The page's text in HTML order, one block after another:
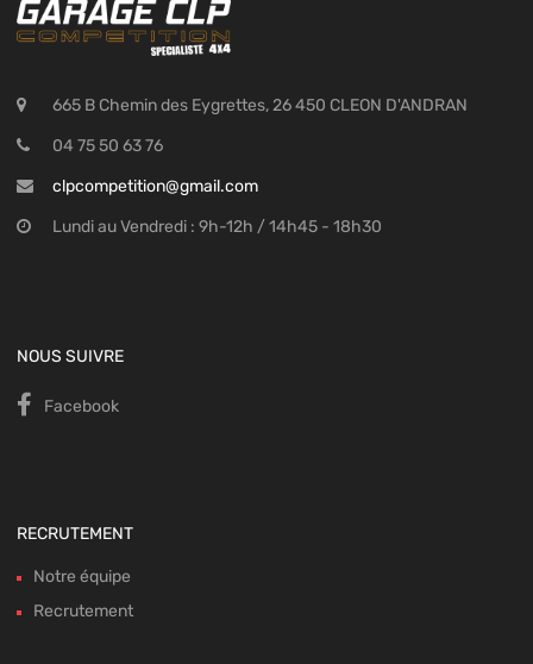
665 B Chemin des Eygrettes, 26 450 CLEON D'ANDRAN
04 75 50 63 76
clpcompetition@gmail.com
Lundi au Vendredi : 9h-12h / 14h45 - 18h30
NOUS SUIVRE
Facebook
RECRUTEMENT
Notre équipe
Recrutement